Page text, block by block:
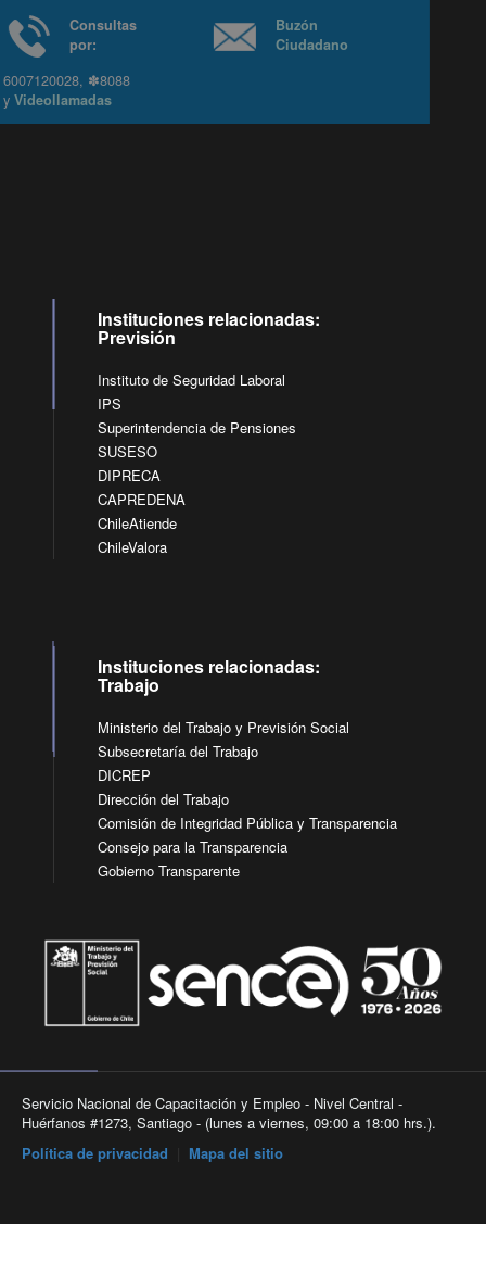
Consultas
6007120028, ✽8088
yVideollamadas
Ciudadano
Instituciones relacionadas:
Previsión
Instituto de Seguridad Laboral
IPS
Superintendencia de Pensiones
SUSESO
DIPRECA
CAPREDENA
ChileAtiende
ChileValora
Instituciones relacionadas:
Trabajo
Ministerio del Trabajo y Previsión Social
Subsecretaría del Trabajo
DICREP
Dirección del Trabajo
Comisión de Integridad Pública y Transparencia
Consejo para la Transparencia
Gobierno Transparente
Servicio Nacional de Capacitación y Empleo - Nivel Central -
Huérfanos #1273, Santiago - (lunes a viernes, 09:00 a 18:00 hrs.).
Política de privacidad
Mapa del sitio